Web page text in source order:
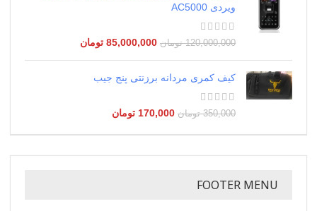
ویردی AC5000
120,000,000 تومان 85,000,000 تومان
کیف کمری مردانه برزنتی پنج جیب
350,000 تومان 170,000 تومان
FOOTER MENU